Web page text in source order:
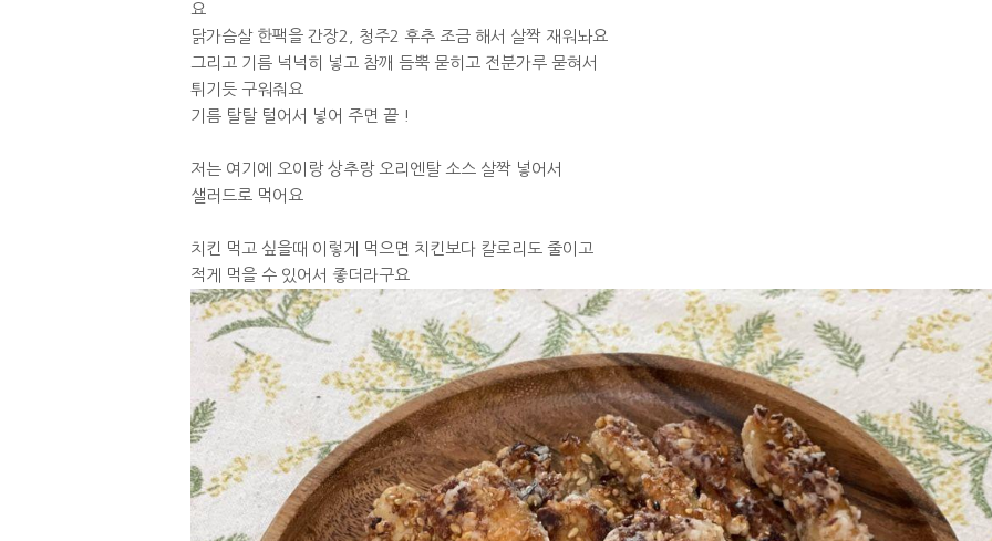
요
닭가슴살 한팩을 간장2, 청주2 후추 조금 해서 살짝 재워놔요
그리고 기름 넉넉히 넣고 참깨 듬뿍 묻히고 전분가루 묻혀서
튀기듯 구워줘요
기름 탈탈 털어서 넣어 주면 끝 !
저는 여기에 오이랑 상추랑 오리엔탈 소스 살짝 넣어서
샐러드로 먹어요
치킨 먹고 싶을때 이렇게 먹으면 치킨보다 칼로리도 줄이고
적게 먹을 수 있어서 좋더라구요